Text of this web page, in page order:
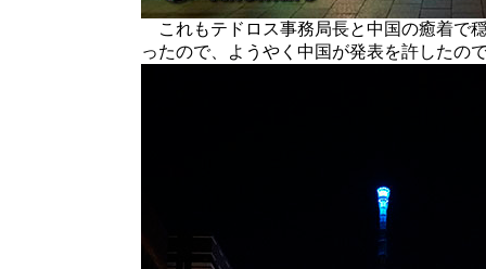
これもテドロス事務局長と中国の癒着で
ったので、ようやく中国が発表を許したの